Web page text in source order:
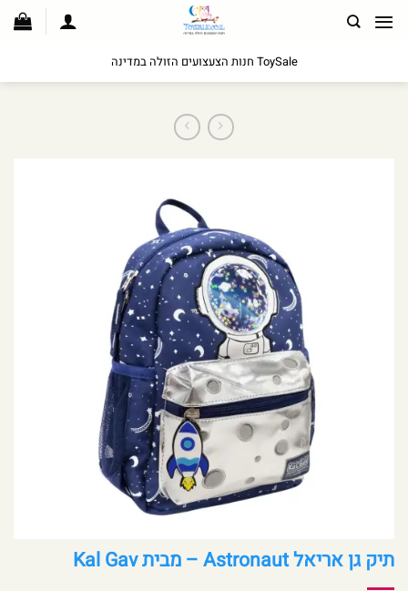
לתוכן
ToySale חנות הצעצועים הזולה במדינה
תיק גן אריאל Astronaut – מבית Kal Gav